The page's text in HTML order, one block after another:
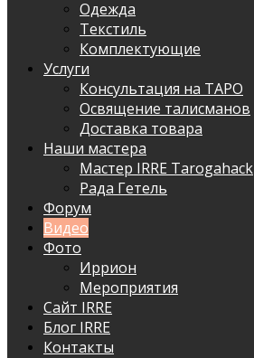
Одежда
Текстиль
Комплектующие
Услуги
Консультация на ТАРО
Освящение талисманов
Доставка товара
Наши мастера
Мастер IRRE Tarogahack
Рада Гетель
Форум
Видео
Фото
Иррион
Мероприятия
Сайт IRRE
Блог IRRE
Контакты